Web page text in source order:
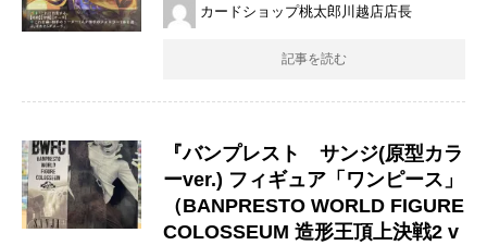
カードショップ桃太郎川越店店長
記事を読む
『バンプレスト サンジ(原型カラ
ーver.) ​フィギュア「ワンピース」
​（BANPRESTO ​WORLD ​FIGURE
​COLOSSEUM ​造形王頂上決戦2 ​v